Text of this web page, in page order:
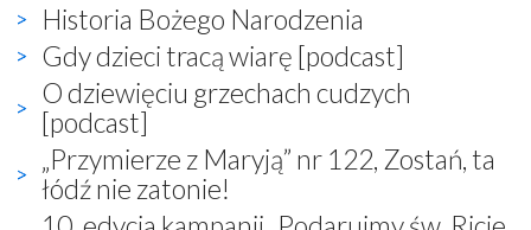
Historia Bożego Narodzenia
Gdy dzieci tracą wiarę [podcast]
O dziewięciu grzechach cudzych
[podcast]
„Przymierze z Maryją” nr 122, Zostań, ta
łódź nie zatonie!